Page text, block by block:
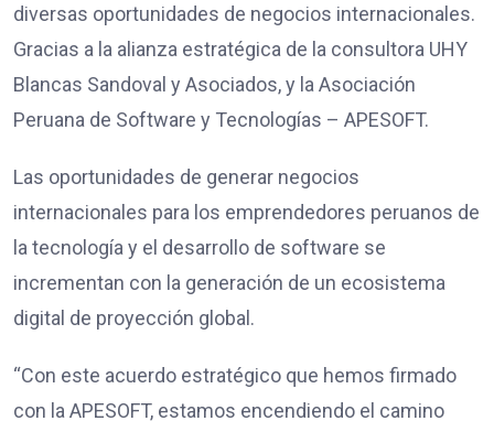
diversas oportunidades de negocios internacionales.
Gracias a la alianza estratégica de la consultora UHY
Blancas Sandoval y Asociados, y la Asociación
Peruana de Software y Tecnologías – APESOFT.
Las oportunidades de generar negocios
internacionales para los emprendedores peruanos de
la tecnología y el desarrollo de software se
incrementan con la generación de un ecosistema
digital de proyección global.
“Con este acuerdo estratégico que hemos firmado
con la APESOFT, estamos encendiendo el camino